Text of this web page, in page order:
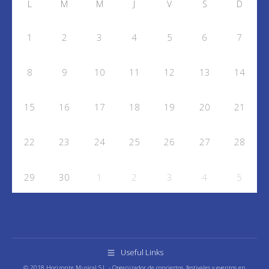
L M M J V S D
1 2 3 4 5 6 7
8 9 10 11 12 13 14
15 16 17 18 19 20 21
22 23 24 25 26 27 28
29 30 1 2 3 4 5
Useful Links